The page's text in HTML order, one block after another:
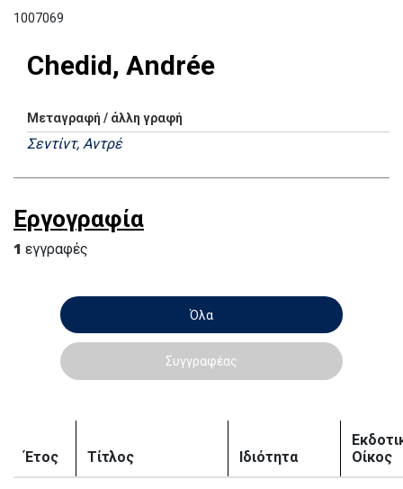
1007069
Chedid, Andrée
Μεταγραφή / άλλη γραφή
Σεντίντ, Αντρέ
Εργογραφία
1 εγγραφές
Όλα
Συγγραφέας
Έτος Τίτλος Ιδιότητα
Οίκος